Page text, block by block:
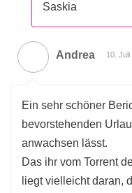
Saskia
Andrea 10. Juli
Ein sehr schöner
bevorstehenden
anwachsen lässt.
Das ihr vom Torrent
liegt vielleicht daran,